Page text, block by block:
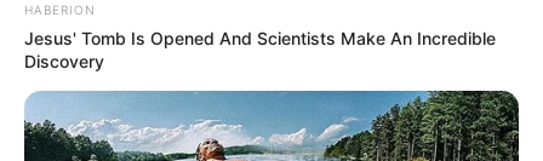
HABERION
Jesus' Tomb Is Opened And Scientists Make An Incredible
Discovery